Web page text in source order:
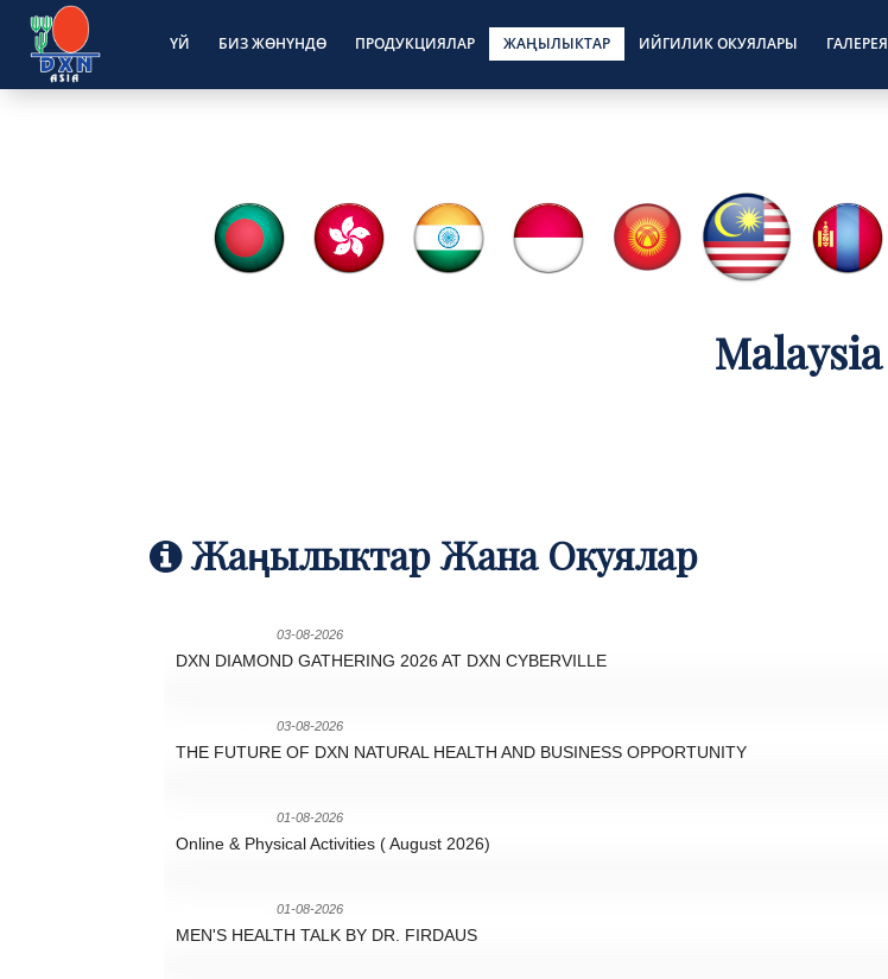
ҮЙ БИЗ ЖӨНҮНДӨ ПРОДУКЦИЯЛАР ЖАҢЫЛЫКТАР ИЙГИЛИК ОКУЯЛАРЫ ГАЛЕРЕЯ
Malaysia
Жаңылыктар Жана Окуялар
03-08-2026
DXN DIAMOND GATHERING 2026 AT DXN CYBERVILLE
03-08-2026
THE FUTURE OF DXN NATURAL HEALTH AND BUSINESS OPPORTUNITY
01-08-2026
Online & Physical Activities ( August 2026)
01-08-2026
MEN'S HEALTH TALK BY DR. FIRDAUS